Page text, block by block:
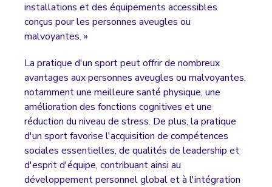
installations et des équipements accessibles
conçus pour les personnes aveugles ou
malvoyantes. »
La pratique d'un sport peut offrir de nombreux
avantages aux personnes aveugles ou malvoyantes,
notamment une meilleure santé physique, une
amélioration des fonctions cognitives et une
réduction du niveau de stress. De plus, la pratique
d'un sport favorise l'acquisition de compétences
sociales essentielles, de qualités de leadership et
d'esprit d'équipe, contribuant ainsi au
développement personnel global et à l'intégration